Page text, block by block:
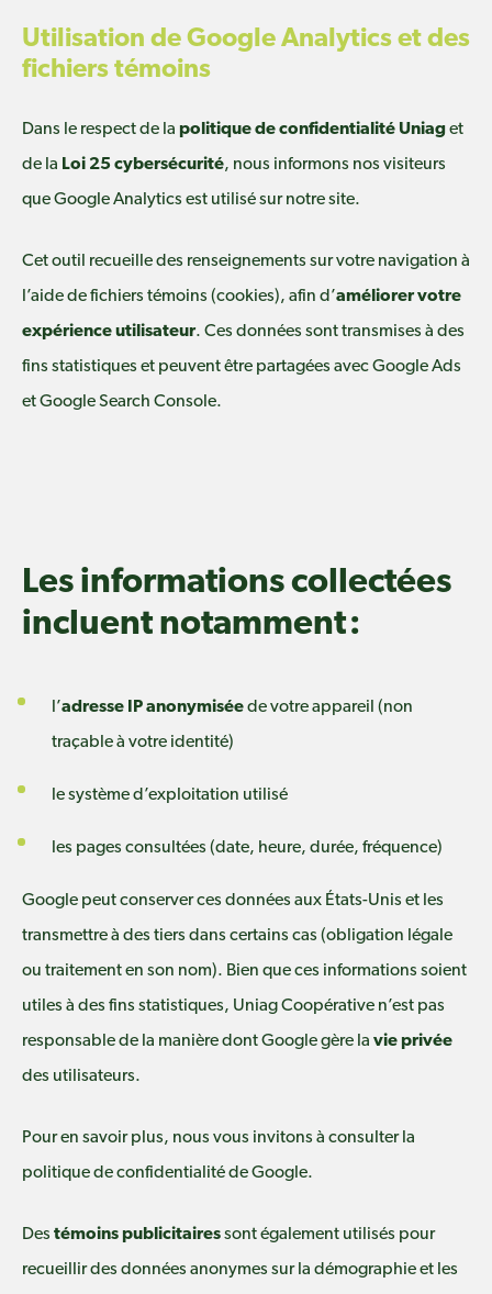
Utilisation de Google Analytics et des
fichiers témoins
Dans le respect de la politique de confidentialité Uniaget
de la Loi 25 cybersécurité, nous informons nos visiteurs
que Google Analytics est utilisé sur notre site.
Cet outil recueille des renseignements sur votre navigation à
l’aide de fichiers témoins (cookies), afin d’améliorer votre
expérience utilisateur. Ces données sont transmises à des
fins statistiques et peuvent être partagées avec Google Ads
et Google Search Console.
Les informations collectées
incluent notamment :
l’adresse IP anonymiséede votre appareil (non
traçable à votre identité)
le système d’exploitation utilisé
les pages consultées (date, heure, durée, fréquence)
Google peut conserver ces données aux États-Unis et les
transmettre à des tiers dans certains cas (obligation légale
ou traitement en son nom). Bien que ces informations soient
utiles à des fins statistiques, Uniag Coopérative n’est pas
responsable de la manière dont Google gère la vie privée
des utilisateurs.
Pour en savoir plus, nous vous invitons à consulter la
politique de confidentialité de Google.
Des témoins publicitairessont également utilisés pour
recueillir des données anonymes sur la démographie et les